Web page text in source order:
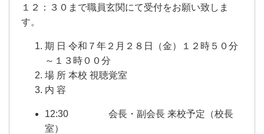
１２：３０まで職員玄関にて受付をお願い致しま
す。
期 日 令和７年２月２８日（金）１２時５０分
～１３時００分
場 所 本校 視聴覚室
内 容
12:30 会長・副会長 来校予定（校長
室）